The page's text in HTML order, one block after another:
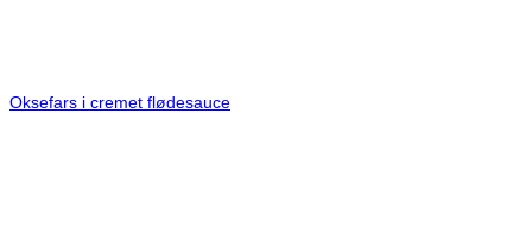
Oksefars i cremet flødesauce